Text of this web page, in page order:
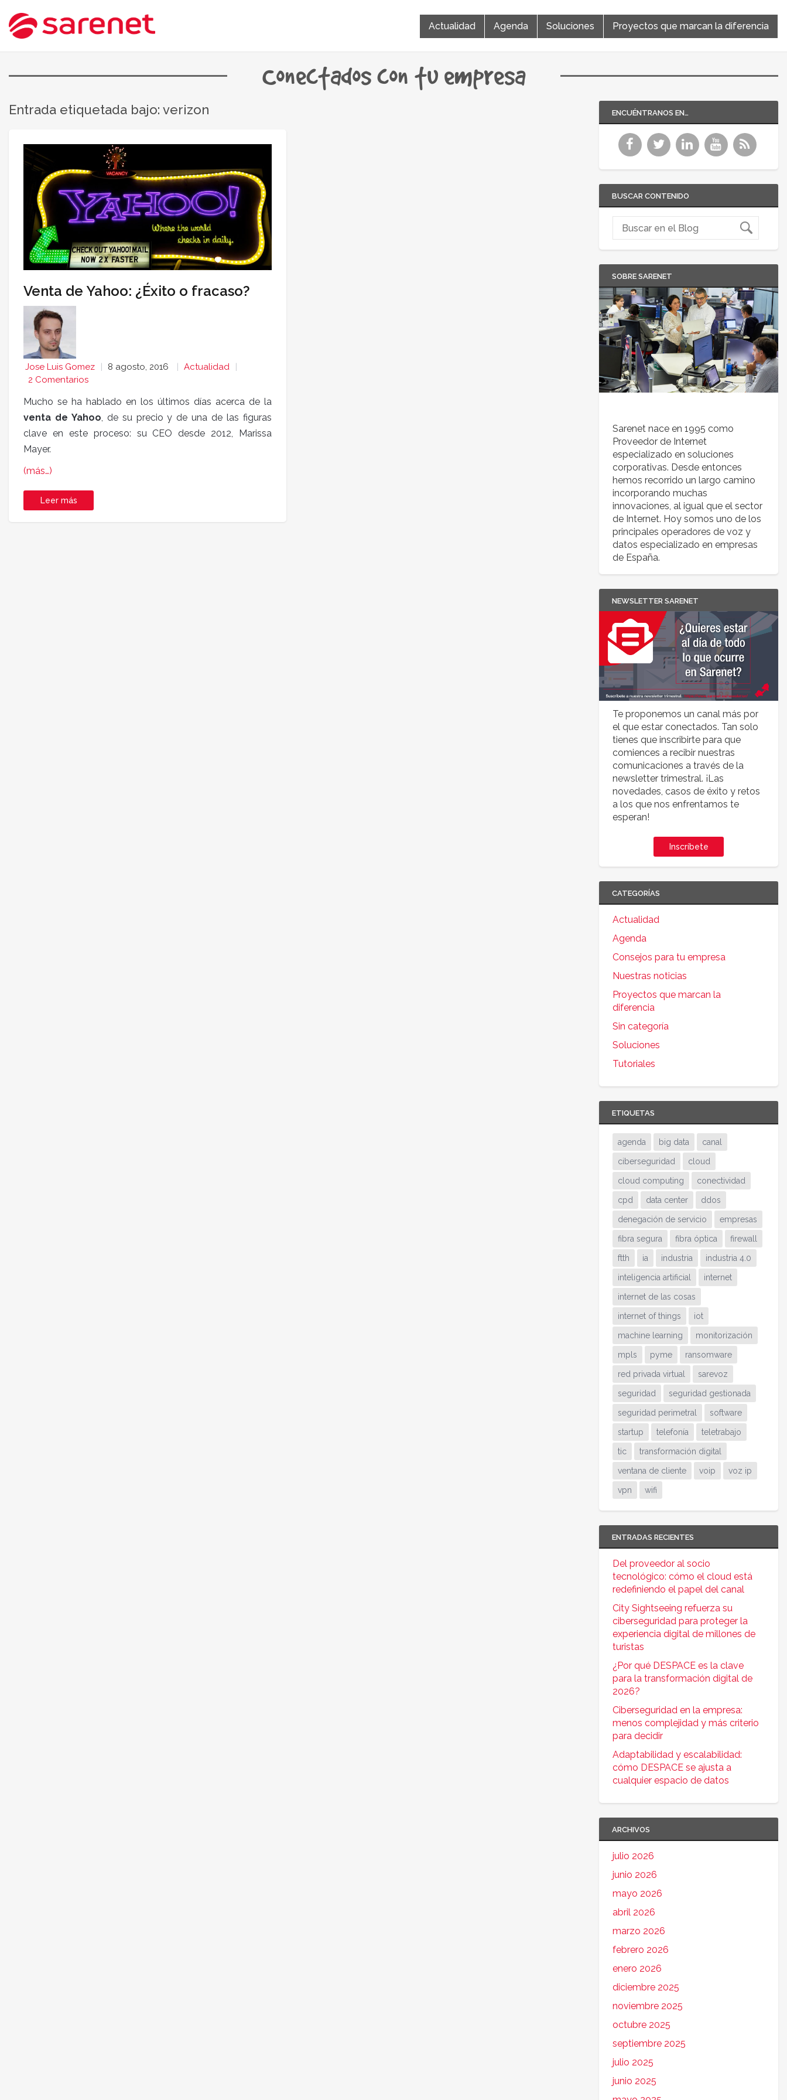
Actualidad Agenda Soluciones Proyectos que marcan la diferencia
Conectados con tu empresa
Entrada etiquetada bajo: verizon
Venta de Yahoo: ¿Éxito o fracaso?
Jose Luis Gomez 8 agosto, 2016
Actualidad
2 Comentarios
Mucho se ha hablado en los últimos días acerca de la
venta de Yahoo , de su precio y de una de las figuras
clave en este proceso: su CEO desde 2012, Marissa
Mayer.
(más…)
Leer más
ENCUÉNTRANOS EN…
BUSCAR CONTENIDO
SOBRE SARENET
Sarenet nace en 1995 como
Proveedor de Internet
especializado en soluciones
corporativas. Desde entonces
hemos recorrido un largo camino
incorporando muchas
innovaciones, al igual que el sector
de Internet. Hoy somos uno de los
principales operadores de voz y
datos especializado en empresas
de España.
NEWSLETTER SARENET
Te proponemos un canal más por
el que estar conectados. Tan solo
tienes que inscribirte para que
comiences a recibir nuestras
comunicaciones a través de la
newsletter trimestral. ¡Las
novedades, casos de éxito y retos
a los que nos enfrentamos te
esperan!
Inscríbete
CATEGORÍAS
Actualidad
Agenda
Consejos para tu empresa
Nuestras noticias
Proyectos que marcan la
diferencia
Sin categoría
Soluciones
Tutoriales
ETIQUETAS
agenda big data canal
ciberseguridad cloud
cloud computing conectividad
cpd data center ddos
denegación de servicio empresas
fibra segura fibra óptica firewall
ftth ia industria industria 4.0
inteligencia artificial internet
internet de las cosas
internet of things iot
machine learning monitorización
mpls pyme ransomware
red privada virtual sarevoz
seguridad seguridad gestionada
seguridad perimetral software
startup telefonía teletrabajo
tic transformación digital
ventana de cliente voip voz ip
vpn wifi
ENTRADAS RECIENTES
Del proveedor al socio
tecnológico: cómo el cloud está
redefiniendo el papel del canal
City Sightseeing refuerza su
ciberseguridad para proteger la
experiencia digital de millones de
turistas
¿Por qué DESPACE es la clave
para la transformación digital de
2026?
Ciberseguridad en la empresa:
menos complejidad y más criterio
para decidir
Adaptabilidad y escalabilidad:
cómo DESPACE se ajusta a
cualquier espacio de datos
ARCHIVOS
julio 2026
junio 2026
mayo 2026
abril 2026
marzo 2026
febrero 2026
enero 2026
diciembre 2025
noviembre 2025
octubre 2025
septiembre 2025
julio 2025
junio 2025